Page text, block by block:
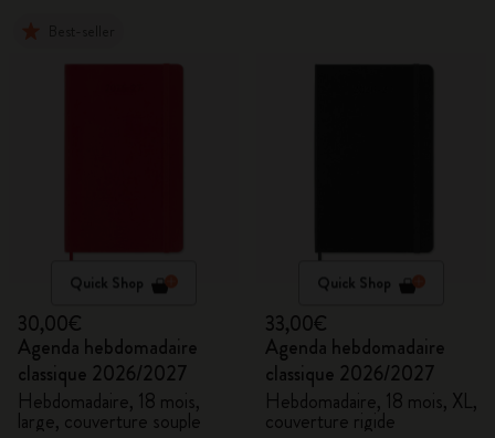
Quick Shop
30,00€
Agenda hebdomadaire
classique 2026/2027
Hebdomadaire, 18 mois,
large, couverture souple
Quick Shop
33,00€
Agenda hebdomadaire
classique 2026/2027
Hebdomadaire, 18 mois, XL,
couverture rigide